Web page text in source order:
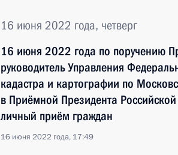
16 июня 2022 года, четверг
16 июня 2022 года по поручению
руководитель Управления
кадастра и картографии по
в Приёмной Президента
личный приём граждан
16 июня 2022 года, 17:49